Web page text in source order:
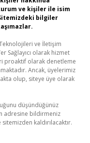
ve kişiler ile isim
bilgiler
ve İletişim
Sağlayıcı olarak hizmet
proaktif olarak denetleme
Ancak, üyelerimiz
olup, siteye üye olarak
düşündüğünüz
adresine bildirmeniz
kaldırılacaktır.